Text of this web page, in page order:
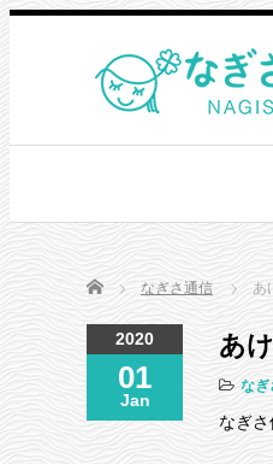
Home なぎさ通信 あ
2020
01
Jan
あ
なぎ
なぎさ